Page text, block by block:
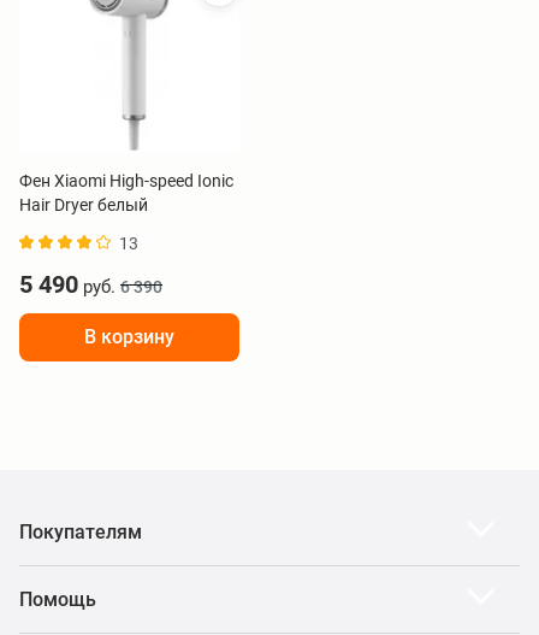
Фен Xiaomi High-speed Ionic
Hair Dryer белый
13
5 490 руб. 6 390
В корзину
Покупателям
Помощь